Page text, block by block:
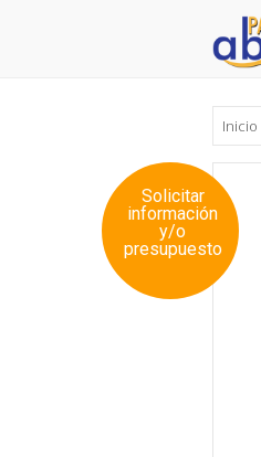
Inicio
Solicitar
información
y/o
presupuesto